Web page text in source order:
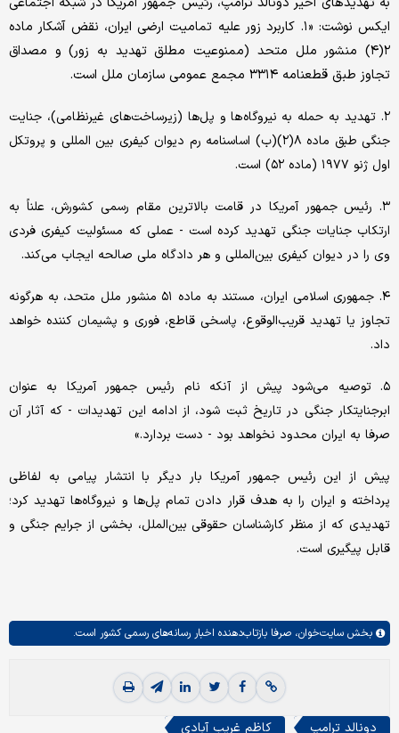
ایکس نوشت: «۱. کاربرد زور علیه تمامیت ارضی ایران، نقض آشکار ماده
۲(۴) منشور ملل متحد (ممنوعیت مطلق تهدید به زور) و مصداق
تجاوز طبق قطعنامه ۳۳۱۴ مجمع عمومی سازمان ملل است.
۲. تهدید به حمله به نیروگاه‌ها و پل‌ها (زیرساخت‌های غیرنظامی)، جنایت
جنگی طبق ماده ۸(۲)(ب) اساسنامه رم دیوان کیفری بین المللی و پروتکل
اول ژنو ۱۹۷۷ (ماده ۵۲) است.
۳. رئیس جمهور آمریکا در قامت بالاترین مقام رسمی کشورش، علناً به
ارتکاب جنایات جنگی تهدید کرده‌ است - عملی که مسئولیت کیفری فردی
وی را در دیوان کیفری بین‌المللی و هر دادگاه ملی صالحه ایجاب می‌کند.
۴. جمهوری اسلامی ایران، مستند به ماده ۵۱ منشور ملل متحد، به هرگونه
تجاوز یا تهدید قریب‌الوقوع، پاسخی قاطع، فوری و پشیمان کننده خواهد
داد.
۵. توصیه می‌شود پیش از آنکه نام رئیس جمهور آمریکا به عنوان
ابرجنایتکار جنگی در تاریخ ثبت شود، از ادامه این تهدیدات - که آثار آن
صرفا به ایران محدود نخواهد بود - دست بردارد.»
پیش از این رئیس جمهور آمریکا بار دیگر با انتشار پیامی به لفاظی
پرداخته و ایران را به هدف قرار دادن تمام پل‌ها و نیروگاه‌ها تهدید کرد؛
تهدیدی که از منظر کارشناسان حقوقی بین‌الملل، بخشی از جرایم جنگی و
قابل پیگیری است.
بخش سایت‌خوان، صرفا بازتاب‌دهنده اخبار رسانه‌های رسمی کشور است.
دونالد ترامپ
کاظم غریب آبادی